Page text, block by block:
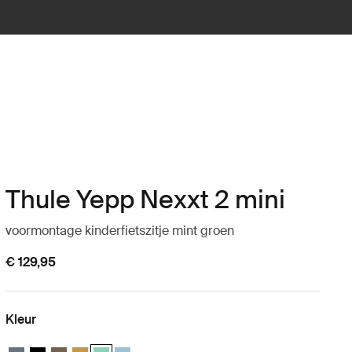
Thule Yepp Nexxt 2 mini
voormontage kinderfietszitje mint groen
€ 129,95
Kleur
Thule Yepp Nexxt 2 mini Donkere leisteen
Thule Yepp Nexxt 2 mini Middernachtzwart
Thule Yepp Nexxt 2 mini Diep khaki
Thule Yepp Nexxt 2 mini Gebrande geel
Thule Yepp Nexxt 2 mini Mint Green (selected)
Thule Yepp Nexxt 2 mini Aquamarijn